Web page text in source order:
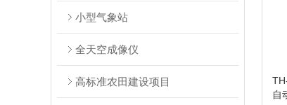
小型气象站
全天空成像仪
高标准农田建设项目
自